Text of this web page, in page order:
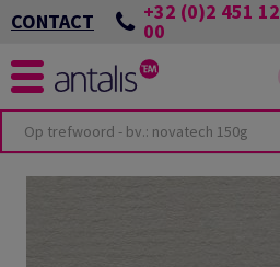
CONTACT +32 (0)2 451 12
00